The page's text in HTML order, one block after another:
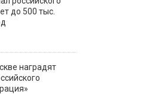
до 500 тыс.
наградят